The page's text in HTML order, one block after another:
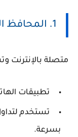
1. المحافظ الساخنة (Hot Wallets)
متصلة بالإنترنت
تطبيقات
تستخدم
بسرعة.